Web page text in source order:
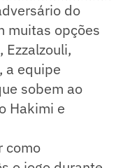
do
muitas opções
Ezzalzouli,
a equipe
sobem ao
Hakimi e
como